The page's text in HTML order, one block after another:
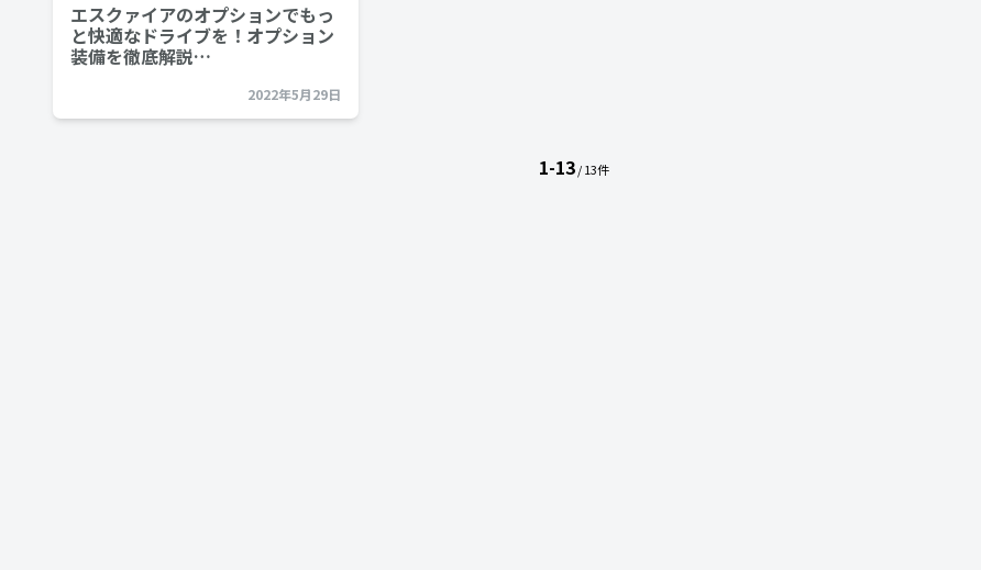
エスクァイアのオプションでもっ
と快適なドライブを！オプション
装備を徹底解説…
2022年5月29日
1-13/ 13件